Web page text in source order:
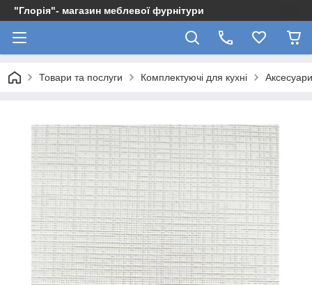
"Глорія"- магазин меблевої фурнітури
Товари та послуги Комплектуючі для кухні